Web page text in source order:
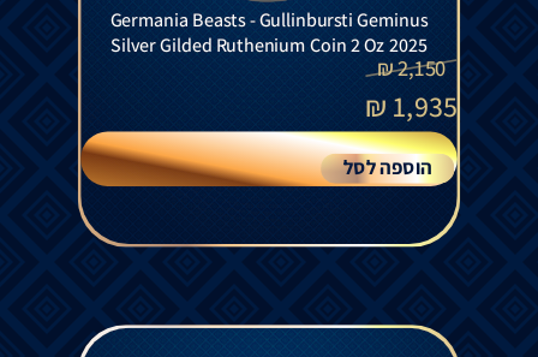
Germania Beasts - Gullinbursti Geminus
Silver Gilded Ruthenium Coin 2 Oz 2025
2,150
₪
1,935
₪
הוספה לסל